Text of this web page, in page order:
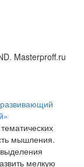
Masterproff.ru
мышления.
мелкую